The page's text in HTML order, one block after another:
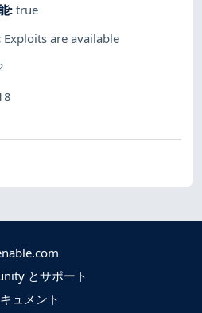
:true
Exploits are available
とサポート
キュメント